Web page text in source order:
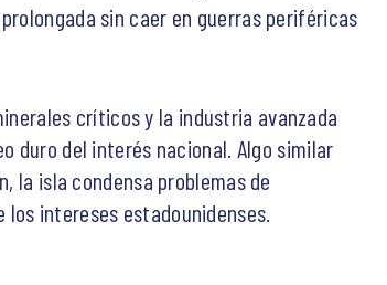
sin caer en guerras periféricas
críticos y la industria avanzada
duro del interés nacional. Algo similar
la isla condensa problemas de
intereses estadounidenses.